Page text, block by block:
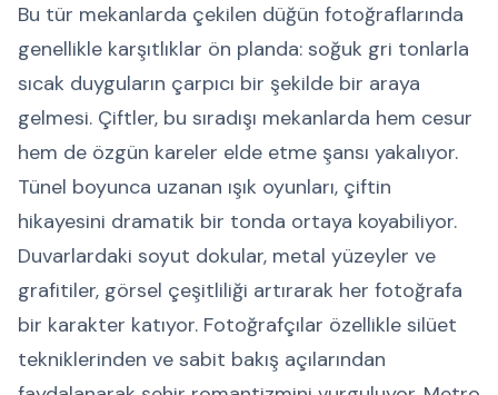
Bu tür mekanlarda çekilen düğün fotoğraflarında
genellikle karşıtlıklar ön planda: soğuk gri tonlarla
sıcak duyguların çarpıcı bir şekilde bir araya
gelmesi. Çiftler, bu sıradışı mekanlarda hem cesur
hem de özgün kareler elde etme şansı yakalıyor.
Tünel boyunca uzanan ışık oyunları, çiftin
hikayesini dramatik bir tonda ortaya koyabiliyor.
Duvarlardaki soyut dokular, metal yüzeyler ve
grafitiler, görsel çeşitliliği artırarak her fotoğrafa
bir karakter katıyor. Fotoğrafçılar özellikle silüet
tekniklerinden ve sabit bakış açılarından